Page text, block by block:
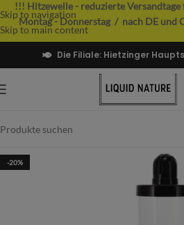
Skip to navigation
Skip to main content
!!! Hitzewelle - reduzierte
Montag - Donnerstag / nach DE und
Die Filiale: Hietzinger
-20%